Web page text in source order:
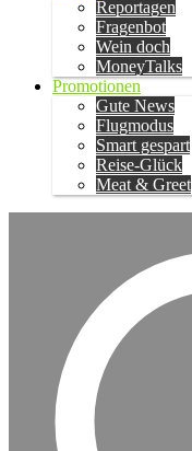
Reportagen
Fragenbot
Wein doch
MoneyTalks
Promotionen
Gute News
Flugmodus
Smart gespart
Reise-Glück
Meat & Greet